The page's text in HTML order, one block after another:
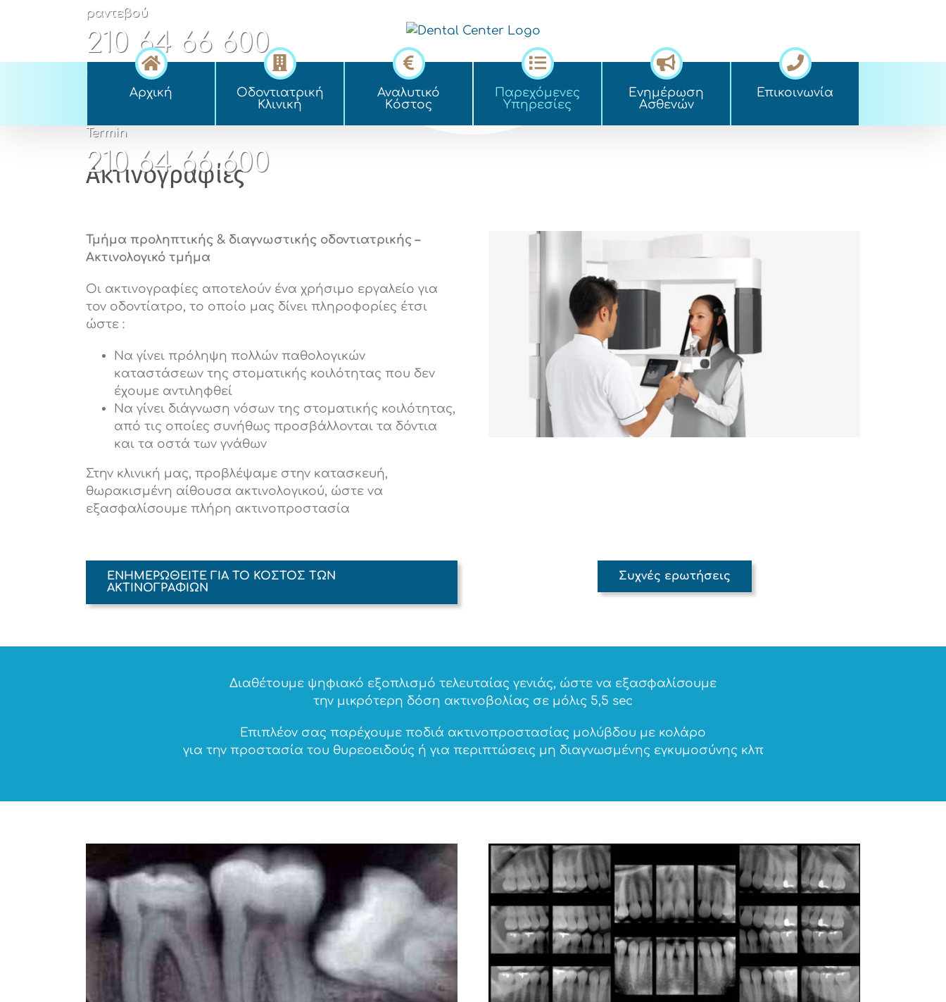
ραντεβού
210 64 66 600
appointment
210 64 66 600
Termin
210 64 66 600
Αρχική
Οδοντιατρική
Kλινική
Αναλυτικό
Kόστος
Παρεχόμενες
Yπηρεσίες
Ενημέρωση
Ασθενών
Επικοινωνία
Ακτινογραφίες
Τμήμα προληπτικής & διαγνωστικής οδοντιατρικής –
Ακτινολογικό τμήμα
Οι ακτινογραφίες αποτελούν ένα χρήσιμο εργαλείο για
τον οδοντίατρο, το οποίο μας δίνει πληροφορίες έτσι
ώστε :
Να γίνει πρόληψη πολλών παθολογικών
καταστάσεων της στοματικής κοιλότητας που δεν
έχουμε αντιληφθεί
Να γίνει διάγνωση νόσων της στοματικής κοιλότητας,
από τις οποίες συνήθως προσβάλλονται τα δόντια
και τα οστά των γνάθων
Στην κλινική μας, προβλέψαμε στην κατασκευή,
θωρακισμένη αίθουσα ακτινολογικού, ώστε να
εξασφαλίσουμε πλήρη ακτινοπροστασία
ΕΝΗΜΕΡΩΘΕΙΤΕ ΓΙΑ ΤΟ ΚΟΣΤΟΣ ΤΩΝ
ΑΚΤΙΝΟΓΡΑΦΙΩΝ
Συχνές ερωτήσεις
Διαθέτουμε ψηφιακό εξοπλισμό τελευταίας γενιάς, ώστε να εξασφαλίσουμε
την μικρότερη δόση ακτινοβολίας σε μόλις 5,5 sec
Επιπλέον σας παρέχουμε ποδιά ακτινοπροστασίας μολύβδου με κολάρο
για την προστασία του θυρεοειδούς ή για περιπτώσεις μη διαγνωσμένης εγκυμοσύνης κλπ